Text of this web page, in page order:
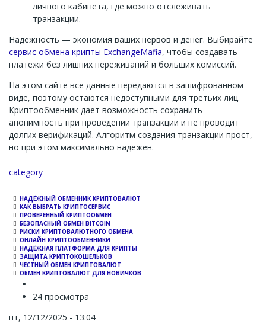
личного кабинета, где можно отслеживать
транзакции.
Надежность — экономия ваших нервов и денег. Выбирайте
сервис обмена крипты ExchangeMafia, чтобы создавать
платежи без лишних переживаний и больших комиссий.
На этом сайте все данные передаются в зашифрованном
виде, поэтому остаются недоступными для третьих лиц.
Криптообменник дает возможность сохранить
анонимность при проведении транзакции и не проводит
долгих верификаций. Алгоритм создания транзакции прост,
но при этом максимально надежен.
Channel
category
НАДЁЖНЫЙ ОБМЕННИК КРИПТОВАЛЮТ
КАК ВЫБРАТЬ КРИПТОСЕРВИС
ПРОВЕРЕННЫЙ КРИПТООБМЕН
БЕЗОПАСНЫЙ ОБМЕН BITCOIN
РИСКИ КРИПТОВАЛЮТНОГО ОБМЕНА
ОНЛАЙН КРИПТООБМЕННИКИ
НАДЁЖНАЯ ПЛАТФОРМА ДЛЯ КРИПТЫ
ЗАЩИТА КРИПТОКОШЕЛЬКОВ
ЧЕСТНЫЙ ОБМЕН КРИПТОВАЛЮТ
ОБМЕН КРИПТОВАЛЮТ ДЛЯ НОВИЧКОВ
24 просмотра
пт, 12/12/2025 - 13:04